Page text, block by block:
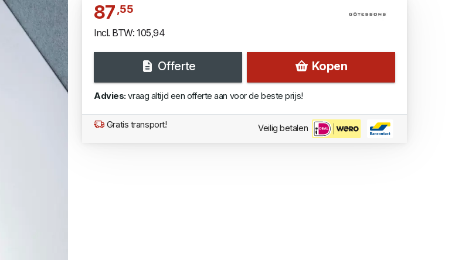
87,55
Incl. BTW: 105,94
Offerte Kopen
Advies: vraag altijd een offerte aan voor de beste prijs!
Gratis transport! Veilig betalen